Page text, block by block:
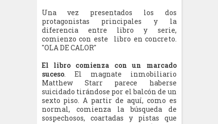
Una vez presentados los dos
protagonistas principales y la
diferencia entre libro y serie,
comienzo con este libro en concreto.
"OLA DE CALOR"
El libro comienza con un marcado
suceso. El magnate inmobiliario
Matthew Starr parece haberse
suicidado tirándose por el balcón de un
sexto piso. A partir de aquí, como es
normal, comienza la búsqueda de
sospechosos, coartadas y pistas que